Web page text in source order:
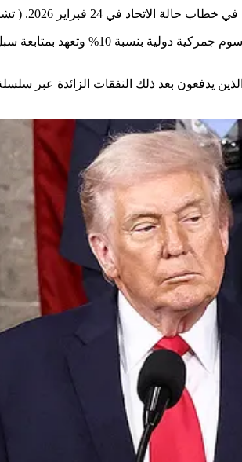
الاتحاد في 24 فبراير 2026. (
على الرسوم. وفي اليوم التالي،
يدفعون بعد ذلك النفقات الزائدة عبر